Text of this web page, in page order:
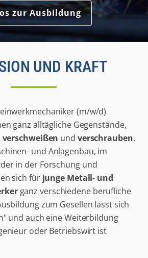
zur Ausbildung
UND KRAFT
(m/w/d)
ganz alltägliche Gegenstände,
verschweißen und verschrauben.
und Anlagenbau, im
in der Forschung und
sich für junge Metall- und
ganz verschiedene berufliche
zum Gesellen lässt sich
und auch eine Weiterbildung
oder Betriebswirt ist